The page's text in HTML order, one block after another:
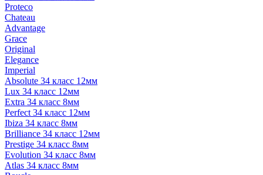
Proteco
Chateau
Advantage
Grace
Original
Elegance
Imperial
Absolute 34 класс 12мм
Lux 34 класс 12мм
Extra 34 класс 8мм
Perfect 34 класс 12мм
Ibiza 34 класс 8мм
Brilliance 34 класс 12мм
Prestige 34 класс 8мм
Evolution 34 класс 8мм
Atlas 34 класс 8мм